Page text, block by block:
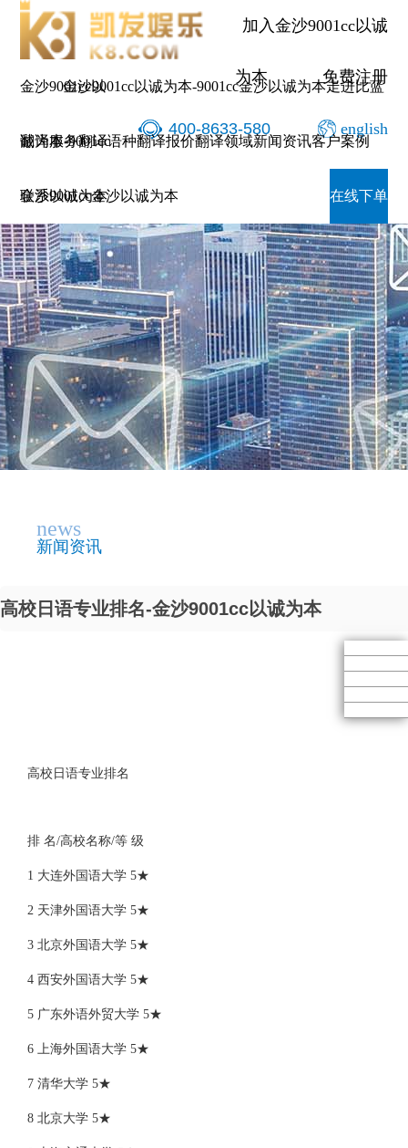
加入金沙9001cc以诚
为本 免费注册
400-8633-580 english
金沙9001cc以
诚为本-9001cc
金沙以诚为本
金沙9001cc以诚为本-9001cc金沙以诚为本走进比蓝
翻译服务翻译语种翻译报价翻译领域新闻资讯客户案例
联系9001cc金沙以诚为本 在线下单
news
新闻资讯
高校日语专业排名-金沙9001cc以诚为本
高校日语专业排名
排 名/高校名称/等 级
1 大连外国语大学 5★
2 天津外国语大学 5★
3 北京外国语大学 5★
4 西安外国语大学 5★
5 广东外语外贸大学 5★
6 上海外国语大学 5★
7 清华大学 5★
8 北京大学 5★